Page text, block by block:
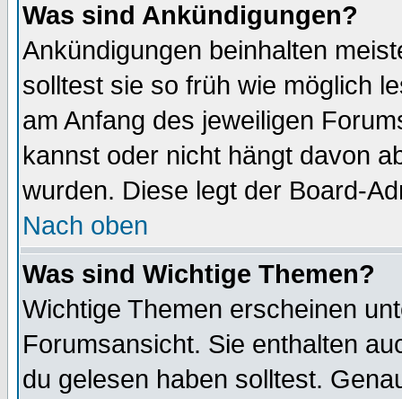
Was sind Ankündigungen?
Ankündigungen beinhalten
solltest sie so früh wie möglich
am Anfang des jeweiligen
kannst oder nicht hängt davon
wurden. Diese legt der Board-
Nach oben
Was sind Wichtige Themen?
Wichtige Themen erscheinen
Forumsansicht. Sie enthalten
du gelesen haben solltest.